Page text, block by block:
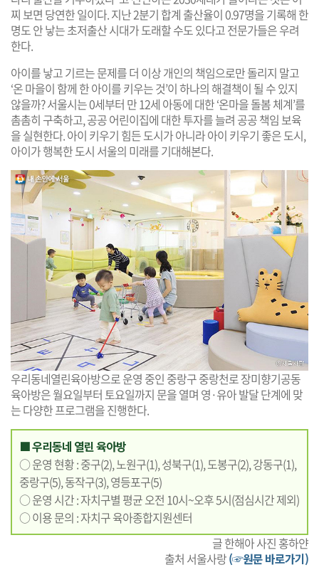
찌 보면 당연한 일이다. 지난 2분기 합계 출산율이 0.97명을 기록해 한
명도 안 낳는 초저출산 시대가 도래할 수도 있다고 전문가들은 우려
한다.
아이를 낳고 기르는 문제를 더 이상 개인의 책임으로만 돌리지 말고
‘온 마을이 함께 한 아이를 키우는 것’이 하나의 해결책이 될 수 있지
않을까? 서울시는 0세부터 만 12세 아동에 대한 ‘온마을 돌봄 체계’를
촘촘히 구축하고, 공공 어린이집에 대한 투자를 늘려 공공 책임 보육
을 실현한다. 아이 키우기 힘든 도시가 아니라 아이 키우기 좋은 도시,
아이가 행복한 도시 서울의 미래를 기대해본다.
우리동네열린육아방으로 운영 중인 중랑구 중랑천로 장미향기공동
육아방은 월요일부터 토요일까지 문을 열며 영·유아 발달 단계에 맞
는 다양한 프로그램을 진행한다.
■ 우리동네 열린 육아방
○ 운영 현황 : 중구(2), 노원구(1), 성북구(1), 도봉구(2), 강동구(1),
중랑구(5), 동작구(3), 영등포구(5)
○ 운영 시간 : 자치구별 평균 오전 10시~오후 5시(점심시간 제외)
○ 이용 문의 : 자치구 육아종합지원센터
글 한해아 사진 홍하얀
출처 서울사랑(☞원문 바로가기)